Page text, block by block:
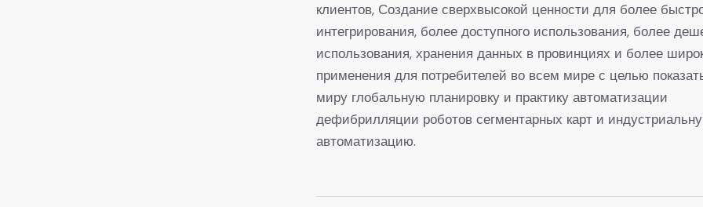
клиентов, Создание сверхвысокой ценности для более
интегрирования, более доступного использования, более
использования, хранения данных в провинциях и более
применения для потребителей во всем мире с целью
миру глобальную планировку и практику автоматизации
дефибрилляции роботов сегментарных карт и
автоматизацию.